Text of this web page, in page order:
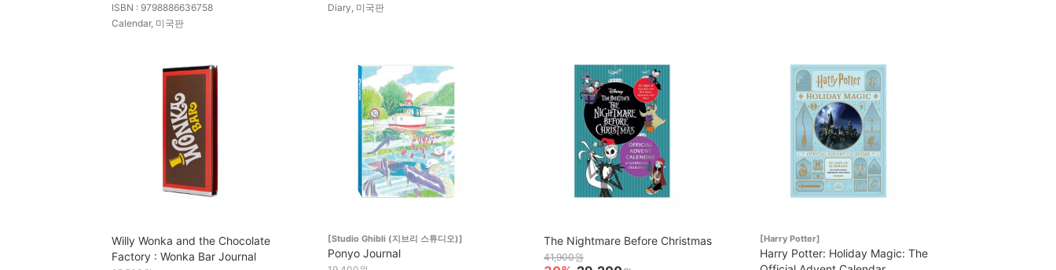
ISBN : 9798886636758
Calendar, 미국판
Diary, 미국판
Willy Wonka and the Chocolate
Factory : Wonka Bar Journal
[Studio Ghibli (지브리 스튜디오)]
Ponyo Journal
The Nightmare Before Christmas
41,900원
[Harry Potter]
Harry Potter: Holiday Magic: The